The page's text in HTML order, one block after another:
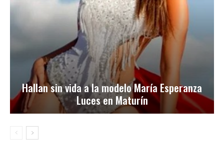
Hallan sin vida a la modelo María Esperanza
Luces en Maturín